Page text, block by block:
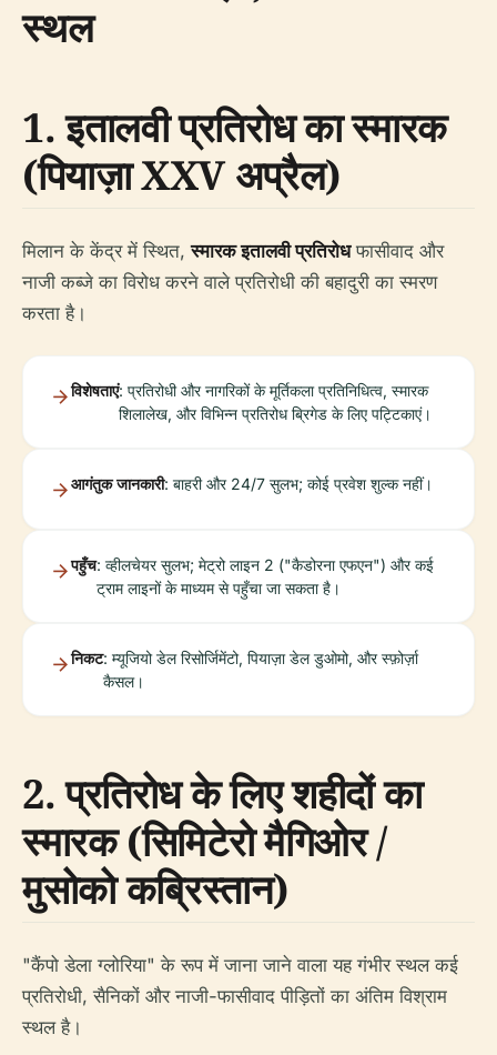
स्थल
1. इतालवी प्रतिरोध का स्मारक
(पियाज़ा XXV अप्रैल)
मिलान के केंद्र में स्थित,स्मारक इतालवी प्रतिरोधफासीवाद और
नाजी कब्जे का विरोध करने वाले प्रतिरोधी की बहादुरी का स्मरण
करता है।
विशेषताएं: प्रतिरोधी और नागरिकों के मूर्तिकला प्रतिनिधित्व, स्मारक
शिलालेख, और विभिन्न प्रतिरोध ब्रिगेड के लिए पट्टिकाएं।
आगंतुक जानकारी: बाहरी और 24/7 सुलभ; कोई प्रवेश शुल्क नहीं।
पहुँच: व्हीलचेयर सुलभ; मेट्रो लाइन 2 ("कैडोरना एफएन") और कई
ट्राम लाइनों के माध्यम से पहुँचा जा सकता है।
निकट: म्यूजियो डेल रिसोर्जिमेंटो, पियाज़ा डेल डुओमो, और स्फ़ोर्ज़ा
कैसल।
2. प्रतिरोध के लिए शहीदों का
स्मारक (सिमिटेरो मैगिओर /
मुसोको कब्रिस्तान)
"कैंपो डेला ग्लोरिया" के रूप में जाना जाने वाला यह गंभीर स्थल कई
प्रतिरोधी, सैनिकों और नाजी-फासीवाद पीड़ितों का अंतिम विश्राम
स्थल है।